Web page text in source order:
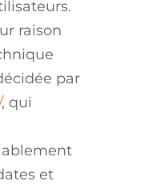
raison
par
, qui
et